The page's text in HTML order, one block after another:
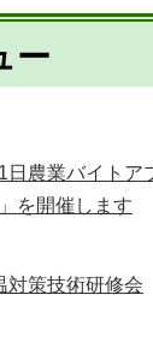
ー
日農業バイトア
を開催します
対策技術研修会